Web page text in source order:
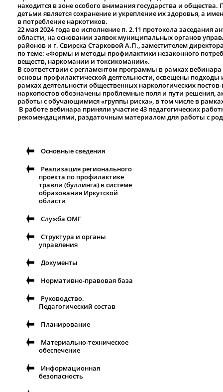
находится в зоне особого внимания государства и
детьми является сохранение и укрепление их здоровья, а
в потребление наркотиков.
22 мая 2024 года во исполнение п. 2.11 протокола заседания
области, на основании заявок муниципальных органов
районов и г. Свирска Старковой А.П., заместителем
по теме: «Формы и методы профилактики незаконного
веществ, наркомании и токсикомании».
В соответствии с регламентом программы в рамках
основы профилактической деятельности, освещены
рамках деятельности общественных наркологических
наркопостов обозначены проблемные поля и пути решения,
работы с обучающимися «группы риска», в том числе в
В работе вебинара приняли участие 43 педагогических
рекомендациями, раздаточным материалом для работы с
Основные сведения
Реализация регионального
проекта по профилактике
травли (буллинга) в системе
образования Иркутской
области
Служба ОМГ
Структура и органы
управления
Документы
Нормативно-правовая база
Руководство.
Педагогический состав
Планирование
Материально-техническое
обеспечение
Информационная
безопасность